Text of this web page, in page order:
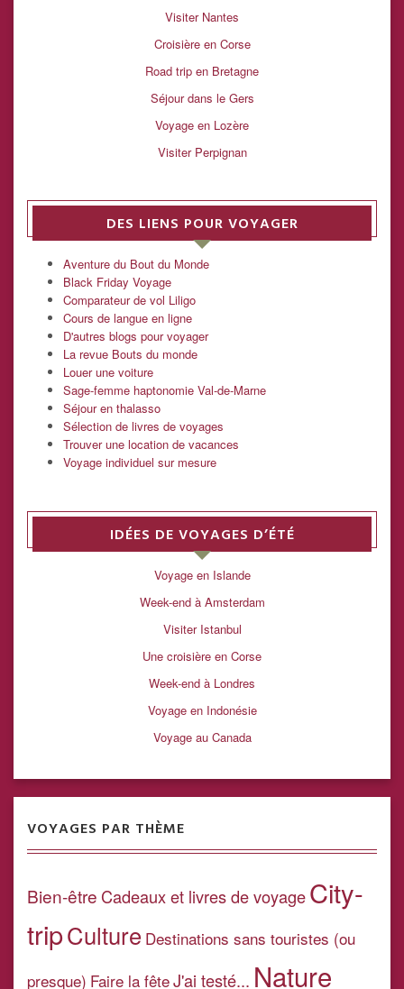
Visiter Nantes
Croisière en Corse
Road trip en Bretagne
Séjour dans le Gers
Voyage en Lozère
Visiter Perpignan
DES LIENS POUR VOYAGER
Aventure du Bout du Monde
Black Friday Voyage
Comparateur de vol Liligo
Cours de langue en ligne
D'autres blogs pour voyager
La revue Bouts du monde
Louer une voiture
Sage-femme haptonomie Val-de-Marne
Séjour en thalasso
Sélection de livres de voyages
Trouver une location de vacances
Voyage individuel sur mesure
IDÉES DE VOYAGES D’ÉTÉ
Voyage en Islande
Week-end à Amsterdam
Visiter Istanbul
Une croisière en Corse
Week-end à Londres
Voyage en Indonésie
Voyage au Canada
VOYAGES PAR THÈME
Bien-être Cadeaux et livres de voyageCity-
tripCulture Destinations sans touristes (ou
presque) Faire la fêteJ'ai testé... Nature